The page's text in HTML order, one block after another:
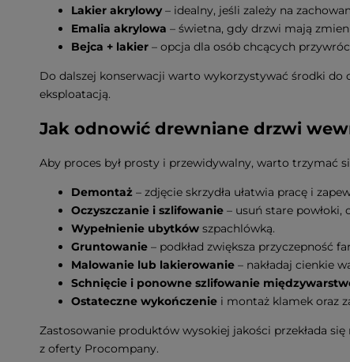
Lakier akrylowy– idealny, jeśli zależy na
Emalia akrylowa – świetna, gdy drzwi mają
Bejca + lakier – opcja dla osób chcących
Do dalszej konserwacji warto wykorzystywać środki do
eksploatacją.
Jak odnowić drewniane drzwi
Aby proces był prosty i przewidywalny, warto trzymać
Demontaż – zdjęcie skrzydła ułatwia pracę i
Oczyszczanie i szlifowanie – usuń stare
Wypełnienie ubytków szpachlówką.
Gruntowanie – podkład zwiększa przyczepność
Malowanie lub lakierowanie – nakładaj cienkie
Schnięcie i ponowne szlifowanie
Ostateczne wykończenie i montaż klamek oraz
Zastosowanie produktów wysokiej jakości przekłada
z oferty Procompany.